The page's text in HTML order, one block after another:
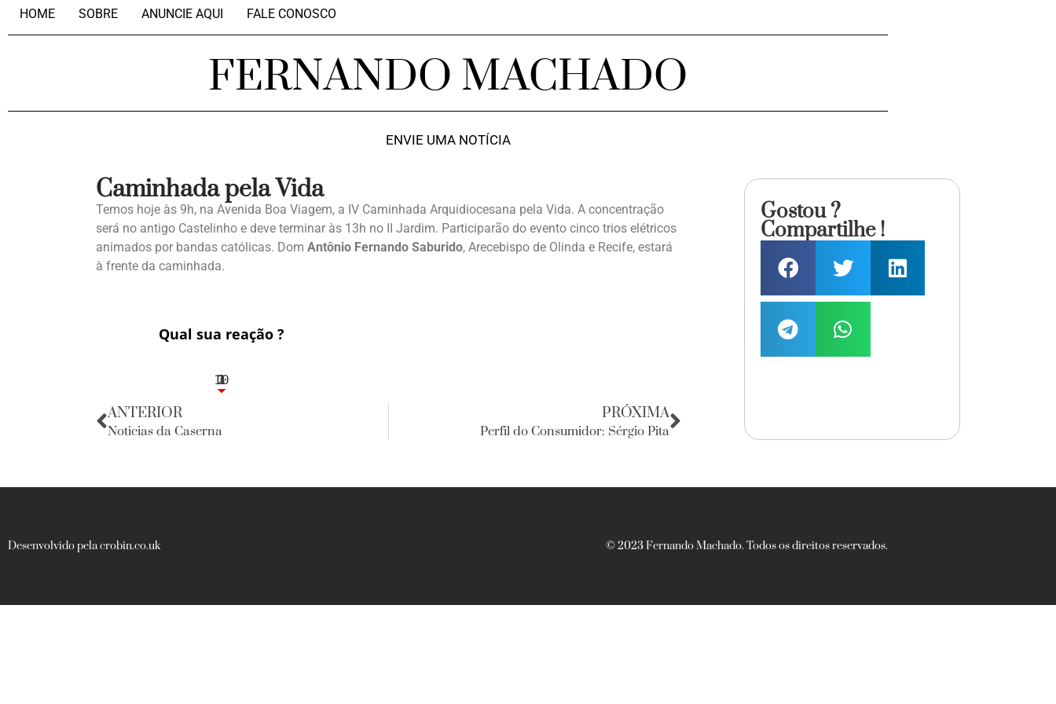
HOME SOBRE ANUNCIE AQUI FALE CONOSCO
FERNANDO MACHADO
ENVIE UMA NOTÍCIA
Caminhada pela Vida
Temos hoje às 9h, na Avenida Boa Viagem, a IV Caminhada Arquidiocesana pela Vida. A concentração
será no antigo Castelinho e deve terminar às 13h no II Jardim. Participarão do evento cinco trios elétricos
animados por bandas católicas. Dom Antônio Fernando Saburido, Arecebispo de Olinda e Recife, estará
à frente da caminhada.
Qual sua reação ?
3
1
1
2
10
ANTERIOR
Noticias da Caserna
PRÓXIMA
Perfil do Consumidor: Sérgio Pita
Gostou ?
Compartilhe !
Desenvolvido pela crobin.co.uk © 2023 Fernando Machado. Todos os direitos reservados.